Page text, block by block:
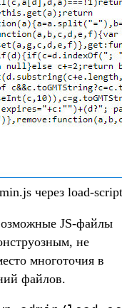
через load-
JS-файлы
не
многоточия в
файлов.